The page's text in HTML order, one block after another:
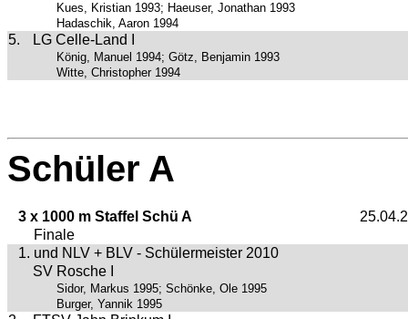
Kues, Kristian 1993; Haeuser, Jonathan 1993
Hadaschik, Aaron 1994
5. LG Celle-Land I
König, Manuel 1994; Götz, Benjamin 1993
Witte, Christopher 1994
Schüler A
3 x 1000 m Staffel Schü A
Finale
1. und NLV + BLV - Schülermeister 2010
SV Rosche I
Sidor, Markus 1995; Schönke, Ole 1995
Burger, Yannik 1995